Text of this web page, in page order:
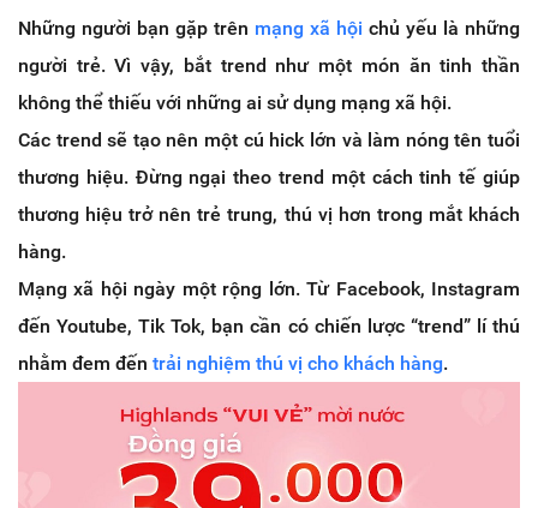
Những người bạn gặp trên mạng xã hội chủ yếu là những
người trẻ. Vì vậy, bắt trend như một món ăn tinh thần
không thể thiếu với những ai sử dụng mạng xã hội.
Các trend sẽ tạo nên một cú hick lớn và làm nóng tên tuổi
thương hiệu. Đừng ngại theo trend một cách tinh tế giúp
thương hiệu trở nên trẻ trung, thú vị hơn trong mắt khách
hàng.
Mạng xã hội ngày một rộng lớn. Từ Facebook, Instagram
đến Youtube, Tik Tok, bạn cần có chiến lược “trend” lí thú
nhằm đem đến trải nghiệm thú vị cho khách hàng.